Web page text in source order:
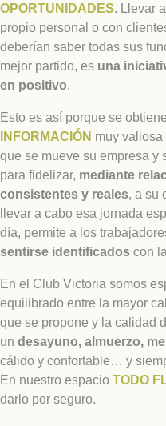
OPORTUNIDADES. Llevar
propio personal o con
deberían saber todas sus
mejor partido, es una
en positivo.
Esto es así porque se
INFORMACIÓN muy valiosa
que se mueve su empresa y
para fidelizar, mediante
consistentes y reales, a su
llevar a cabo esa jornada
día, permite a los
sentirse identificados con
En el Club Victoria somos
equilibrado entre la mayor
que se propone y la
un desayuno, almuerzo,
cálido y confortable… y
En nuestro espacio TODO
darlo por seguro.